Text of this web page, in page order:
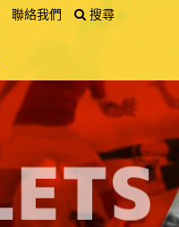
送出
聯絡我們 搜尋